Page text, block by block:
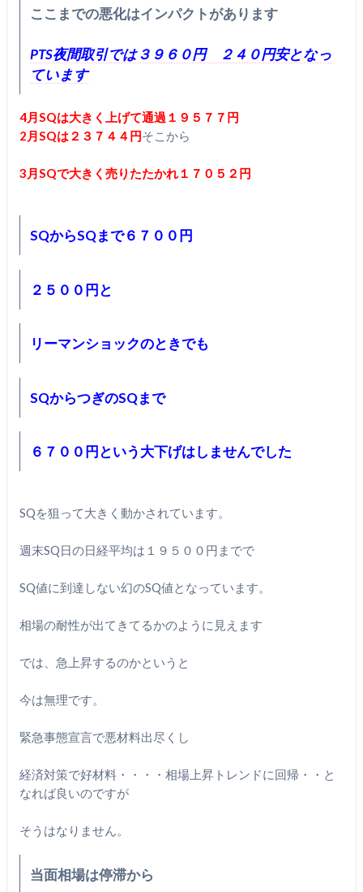
ここまでの悪化はインパクトがあります
PTS夜間取引では３９６０円 ２４０円安となっ
ています
4月SQは大きく上げて通過１９５７７円
2月SQは２３７４４円そこから
3月SQで大きく売りたたかれ１７０５２円
SQからSQまで６７００円
２５００円と
リーマンショックのときでも
SQからつぎのSQまで
６７００円という大下げはしませんでした
SQを狙って大きく動かされています。
週末SQ日の日経平均は１９５００円までで
SQ値に到達しない幻のSQ値となっています。
相場の耐性が出てきてるかのように見えます
では、急上昇するのかというと
今は無理です。
緊急事態宣言で悪材料出尽くし
経済対策で好材料・・・・相場上昇トレンドに回帰・・と
なれば良いのですが
そうはなりません。
当面相場は停滞から